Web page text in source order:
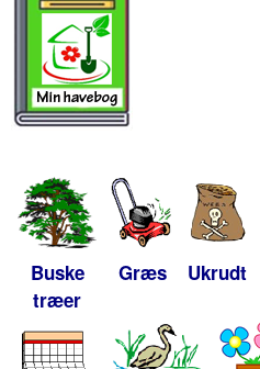
Buske
træer
Græs Ukrudt